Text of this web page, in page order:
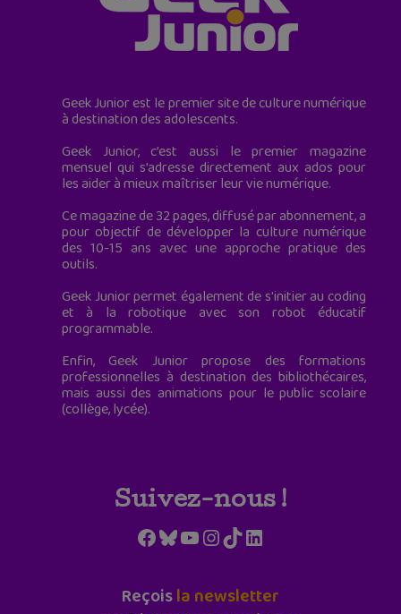
Geek Junior est le premier site de culture numérique
à destination des adolescents.
Geek Junior, c’est aussi le premier magazine
mensuel qui s’adresse directement aux ados pour
les aider à mieux maîtriser leur vie numérique.
Ce magazine de 32 pages, diffusé par abonnement, a
pour objectif de développer la culture numérique
des 10-15 ans avec une approche pratique des
outils.
Geek Junior permet également de s'initier au coding
et à la robotique avec son robot éducatif
programmable.
Enfin, Geek Junior propose des formations
professionnelles à destination des bibliothécaires,
mais aussi des animations pour le public scolaire
(collège, lycée).
Suivez-nous !
Facebook
Bluesky
YouTube
Instagram
TikTokLinkedIn
Reçoisla newsletter